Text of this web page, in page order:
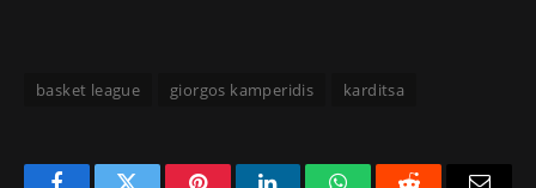
basket league giorgos kamperidis karditsa